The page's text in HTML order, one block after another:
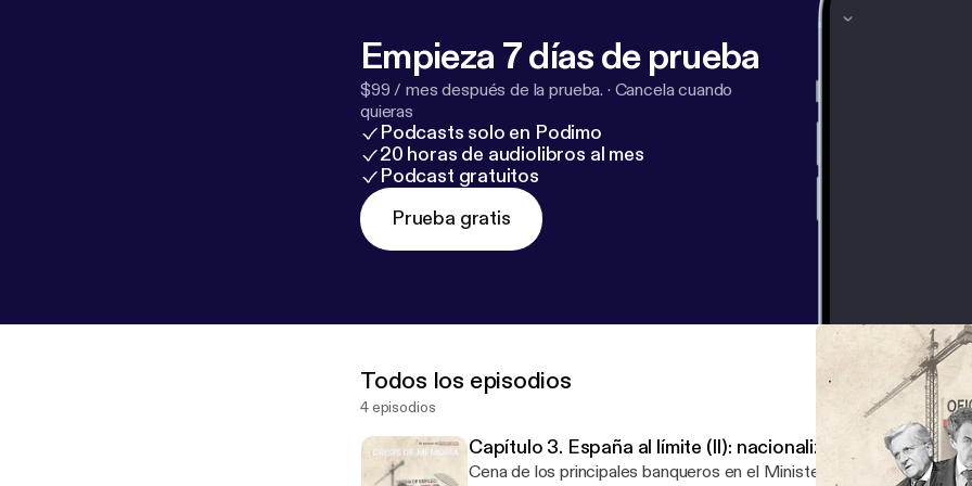
Empieza 7 días de prueba
$99 / mes después de la prueba. · Cancela cuando
quieras
Podcasts solo en Podimo
20 horas de audiolibros al mes
Podcast gratuitos
Prueba gratis
Todos los episodios
4 episodios
Capítulo 3. España al límite (II): nacionalizados, camino al
Cena de los principales banqueros en el Ministerio de Economía